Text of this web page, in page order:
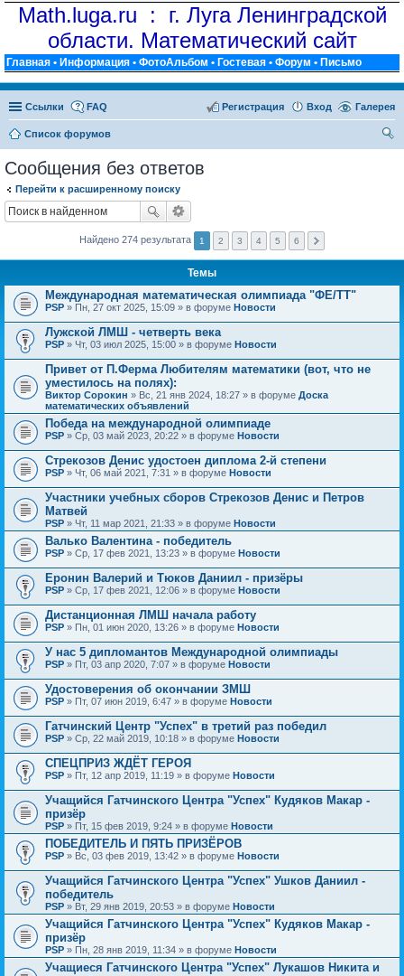
Math.luga.ru : г. Луга Ленинградской
области. Математический сайт
Главная • Информация • ФотоАльбом • Гостевая • Форум • Письмо
Ссылки Галерея
FAQ Вход
Регистрация
Список форумов
Сообщения без ответов
Перейти к расширенному поиску
Найдено 274 результата 1 2 3 4 5 6
Темы
Международная математическая олимпиада "ФЕ/ТТ"
PSP » Пн, 27 окт 2025, 15:09 » в форуме Новости
Лужской ЛМШ - четверть века
PSP » Чт, 03 июл 2025, 15:00 » в форуме Новости
Привет от П.Ферма Любителям математики (вот, что не
уместилось на полях):
Виктор Сорокин » Вс, 21 янв 2024, 18:27 » в форуме Доска
математических объявлений
Победа на международной олимпиаде
PSP » Ср, 03 май 2023, 20:22 » в форуме Новости
Стрекозов Денис удостоен диплома 2-й степени
PSP » Чт, 06 май 2021, 7:31 » в форуме Новости
Участники учебных сборов Стрекозов Денис и Петров
Матвей
PSP » Чт, 11 мар 2021, 21:33 » в форуме Новости
Валько Валентина - победитель
PSP » Ср, 17 фев 2021, 13:23 » в форуме Новости
Еронин Валерий и Тюков Даниил - призёры
PSP » Ср, 17 фев 2021, 12:06 » в форуме Новости
Дистанционная ЛМШ начала работу
PSP » Пн, 01 июн 2020, 13:26 » в форуме Новости
У нас 5 дипломантов Международной олимпиады
PSP » Пт, 03 апр 2020, 7:07 » в форуме Новости
Удостоверения об окончании ЗМШ
PSP » Пт, 07 июн 2019, 6:47 » в форуме Новости
Гатчинский Центр "Успех" в третий раз победил
PSP » Ср, 22 май 2019, 10:18 » в форуме Новости
СПЕЦПРИЗ ЖДЁТ ГЕРОЯ
PSP » Пт, 12 апр 2019, 11:19 » в форуме Новости
Учащийся Гатчинского Центра "Успех" Кудяков Макар -
призёр
PSP » Пт, 15 фев 2019, 9:24 » в форуме Новости
ПОБЕДИТЕЛЬ И ПЯТЬ ПРИЗЁРОВ
PSP » Вс, 03 фев 2019, 13:42 » в форуме Новости
Учащийся Гатчинского Центра "Успех" Ушков Даниил -
победитель
PSP » Вт, 29 янв 2019, 20:53 » в форуме Новости
Учащийся Гатчинского Центра "Успех" Кудяков Макар -
призёр
PSP » Пн, 28 янв 2019, 11:34 » в форуме Новости
Учащиеся Гатчинского Центра "Успех" Лукашов Никита и